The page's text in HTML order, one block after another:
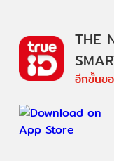
THE
อีกขั้นข